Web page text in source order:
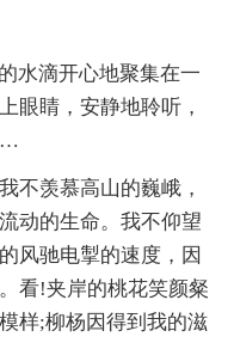
水滴开心地聚集在一
睛，安静地聆听，
不羡慕高山的巍峨，
动的生命。我不仰望
风驰电掣的速度，因
看!夹岸的桃花笑颜粲
样;柳杨因得到我的滋